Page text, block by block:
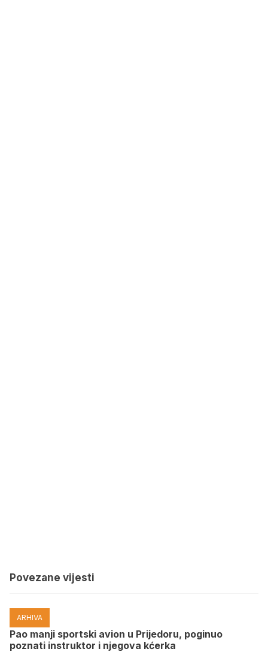
Povezane vijesti
ARHIVA
Pao manji sportski avion u Prijedoru, poginuo
poznati instruktor i njegova kćerka